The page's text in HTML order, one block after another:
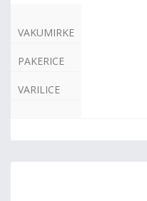
VAKUMIRKE
PAKERICE
VARILICE